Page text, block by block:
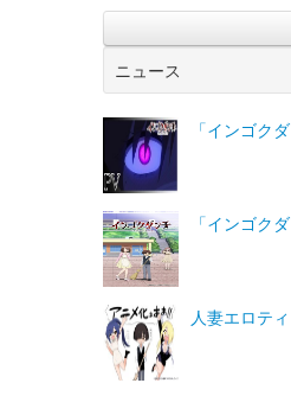
ニュース
「インゴク
「インゴク
人妻エロテ